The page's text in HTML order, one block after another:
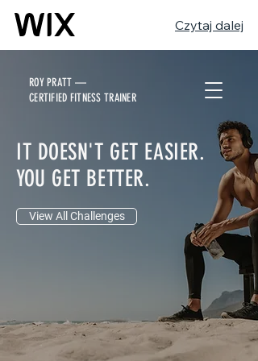
Czytaj dalej